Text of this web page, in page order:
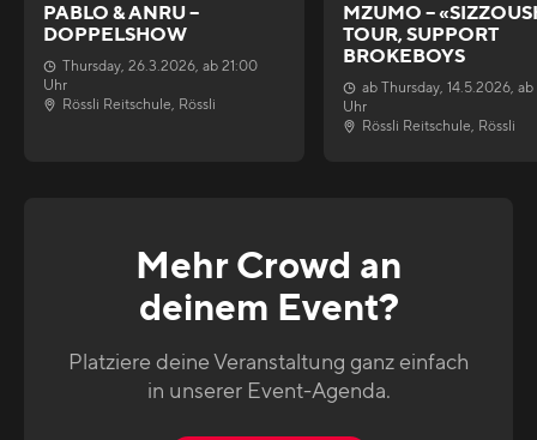
PABLO & ANRU –
DOPPELSHOW
Thursday, 26.3.2026, ab 21:00
Uhr
Rössli Reitschule, Rössli
MZUMO –
TOUR, SUPPORT
BROKEBOYS
ab Thursday, 14.5.2026, ab
Uhr
Rössli Reitschule, Rössli
Mehr Crowd an
deinem Event?
Platziere deine Veranstaltung ganz einfach
in unserer Event-Agenda.